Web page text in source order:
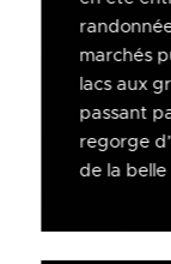
marchés
lacs aux
passant
regorge
de la belle